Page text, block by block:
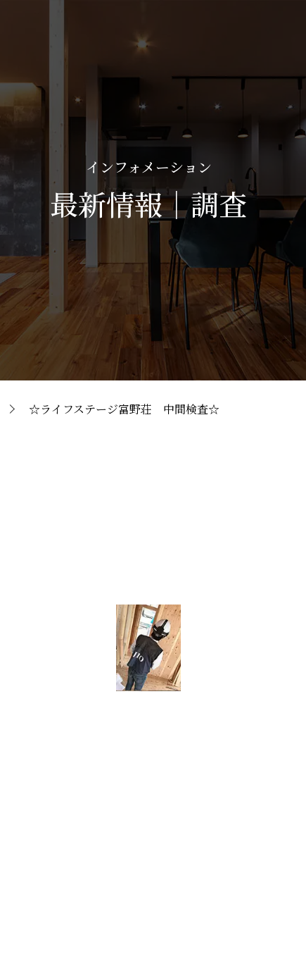
インフォメーション
最新情報｜調査
☆ライフステージ富野荘 中間検査☆